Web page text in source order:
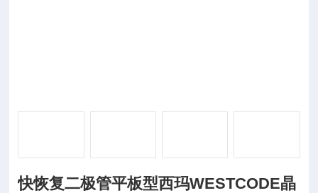
快恢复二极管平板型西玛WESTCODE晶